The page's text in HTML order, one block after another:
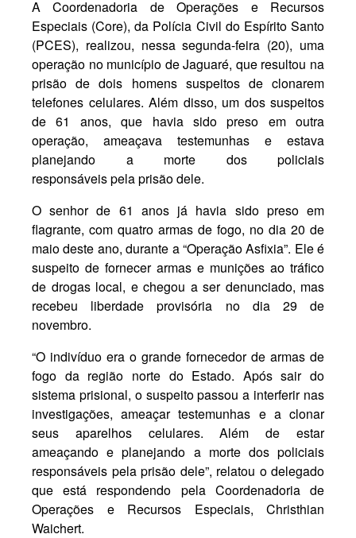
A Coordenadoria de Operações e Recursos
Especiais (Core), da Polícia Civil do Espírito Santo
(PCES), realizou, nessa segunda-feira (20), uma
operação no município de Jaguaré, que resultou na
prisão de dois homens suspeitos de clonarem
telefones celulares. Além disso, um dos suspeitos
de 61 anos, que havia sido preso em outra
operação, ameaçava testemunhas e estava
planejando a morte dos policiais
responsáveis pela prisão dele.
O senhor de 61 anos já havia sido preso em
flagrante, com quatro armas de fogo, no dia 20 de
maio deste ano, durante a “Operação Asfixia”. Ele é
suspeito de fornecer armas e munições ao tráfico
de drogas local, e chegou a ser denunciado, mas
recebeu liberdade provisória no dia 29 de
novembro.
“O indivíduo era o grande fornecedor de armas de
fogo da região norte do Estado. Após sair do
sistema prisional, o suspeito passou a interferir nas
investigações, ameaçar testemunhas e a clonar
seus aparelhos celulares. Além de estar
ameaçando e planejando a morte dos policiais
responsáveis pela prisão dele”, relatou o delegado
que está respondendo pela Coordenadoria de
Operações e Recursos Especiais, Christhian
Waichert.